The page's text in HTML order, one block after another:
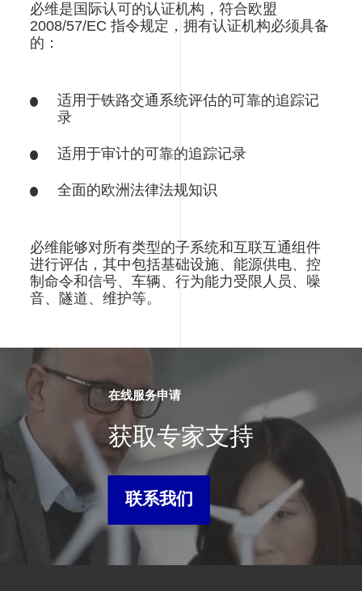
必维是国际认可的认证机构，符合欧盟
2008/57/EC 指令规定，拥有认证机构必须具备
的：
适用于铁路交通系统评估的可靠的追踪记
录
适用于审计的可靠的追踪记录
全面的欧洲法律法规知识
必维能够对所有类型的子系统和互联互通组件
进行评估，其中包括基础设施、能源供电、控
制命令和信号、车辆、行为能力受限人员、噪
音、隧道、维护等。
在线服务申请
获取专家支持
联系我们